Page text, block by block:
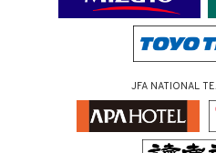
JFA NATIONAL